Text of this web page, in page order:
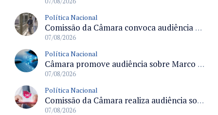
Política Nacional
Comissão da Câmara convoca audiência para discutir misoginia nas escolas e universidades após divulgação de listas misóginas
07/08/2026
Política Nacional
Câmara promove audiência sobre Marco de Fomento à Economia Digital e impactos da inteligência artificial
07/08/2026
Política Nacional
Comissão da Câmara realiza audiência sobre apostas online para medir o tamanho do mercado ilegal
07/08/2026